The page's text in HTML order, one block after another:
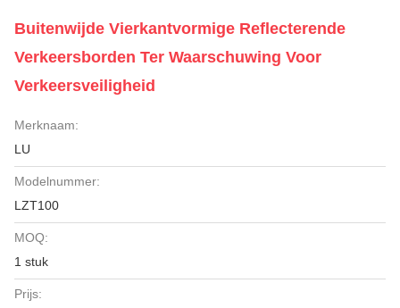
Buitenwijde Vierkantvormige Reflecterende
Verkeersborden Ter Waarschuwing Voor
Verkeersveiligheid
Merknaam:
LU
Modelnummer:
LZT100
MOQ:
1 stuk
Prijs: